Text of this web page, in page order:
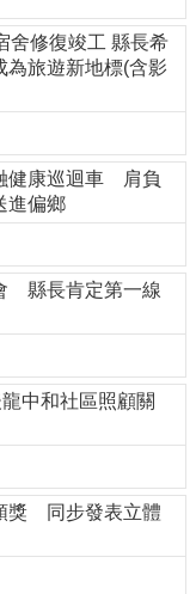
舍修復竣工 縣長希
為旅遊新地標(含影
健康巡迴車 肩負
進偏鄉
縣長肯定第一線
中和社區照顧關
獎 同步發表立體